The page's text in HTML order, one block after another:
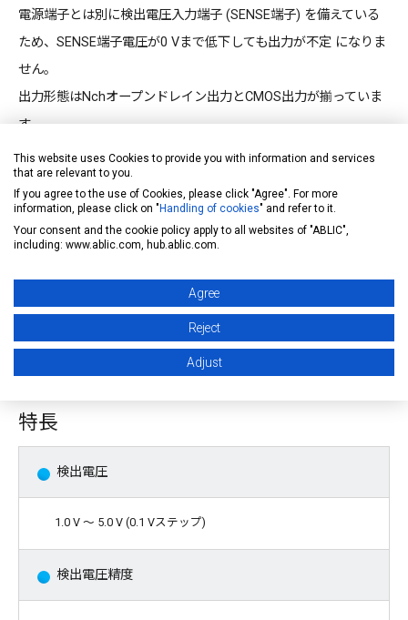
電源端子とは別に検出電圧入力端子 (SENSE端子) を備えている
ため、SENSE端子電圧が0 Vまで低下しても出力が不定 になりま
せん。
出力形態はNchオープンドレイン出力とCMOS出力が揃っていま
す。
FIT値のご提供
お客様の機能安全設計をサポートするため、ご使用条件に合わせ
て算出したFIT値を提供しております。FIT値算出の実施について
注意 : 本製品は、車両機器、車載機器へのご使用が可能です。こ
れらの用途でご使用をお考えの際は、必ず販売窓口までご相談く
特長
検出電圧
1.0 V 〜 5.0 V (0.1 Vステップ)
検出電圧精度
This website uses Cookies to provide you with information and services
that are relevant to you.
If you agree to the use of Cookies, please click "Agree". For more
information, please click on "Handling of cookies" and refer to it.
Your consent and the cookie policy apply to all websites of "ABLIC",
including: www.ablic.com, hub.ablic.com.
Agree
Reject
Adjust